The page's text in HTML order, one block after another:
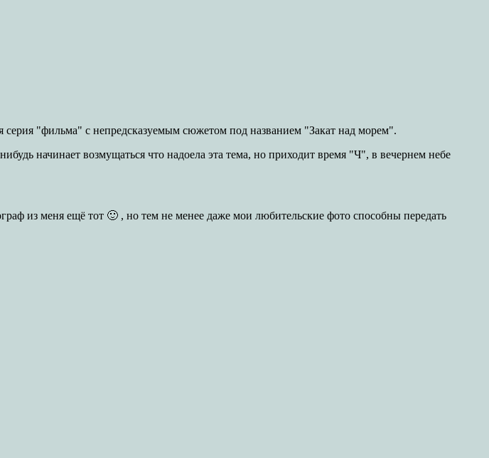
"фильма" с непредсказуемым сюжетом под названием "Закат над морем".
начинает возмущаться что надоела эта тема, но приходит время "Ч", в вечернем небе
из меня ещё тот 🙂 , но тем не менее даже мои любительские фото способны передать